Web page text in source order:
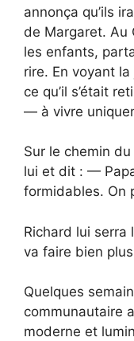
annonça qu’ils
de Margaret. Au
les enfants,
rire. En voyant
ce qu’il s’était
— à vivre
Sur le chemin
lui et dit : —
formidables. On
Richard lui serra
va faire bien
Quelques
communautaire
moderne et